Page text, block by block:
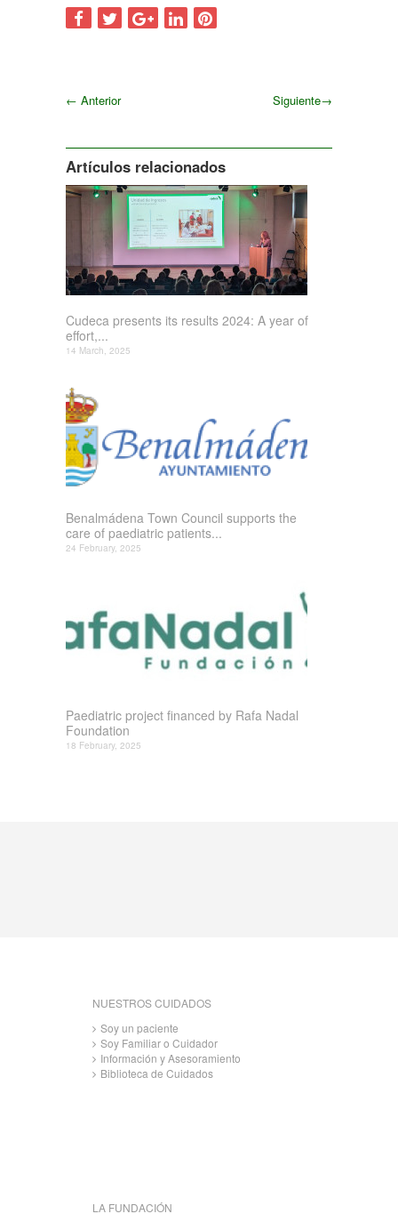
← Anterior Siguiente→
Artículos relacionados
Cudeca presents its results 2024: A year of
effort,...
14 March, 2025
Benalmádena Town Council supports the
care of paediatric patients...
24 February, 2025
Paediatric project financed by Rafa Nadal
Foundation
18 February, 2025
NUESTROS CUIDADOS
Soy un paciente
Soy Familiar o Cuidador
Información y Asesoramiento
Biblioteca de Cuidados
LA FUNDACIÓN